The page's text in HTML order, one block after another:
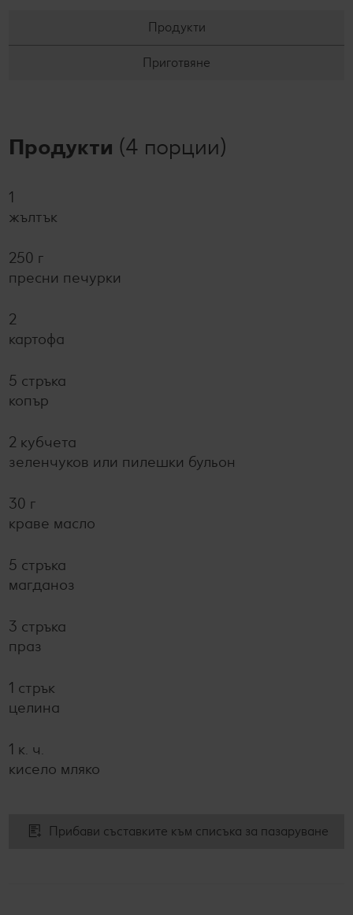
Продукти
Приготвяне
Продукти (4 порции)
1
жълтък
250 г
пресни печурки
2
картофа
5 стръка
копър
2 кубчета
зеленчуков или пилешки бульон
30 г
краве масло
5 стръка
магданоз
3 стръка
праз
1 стрък
целина
1 к. ч.
кисело мляко
Прибави съставките към списъка за пазаруване